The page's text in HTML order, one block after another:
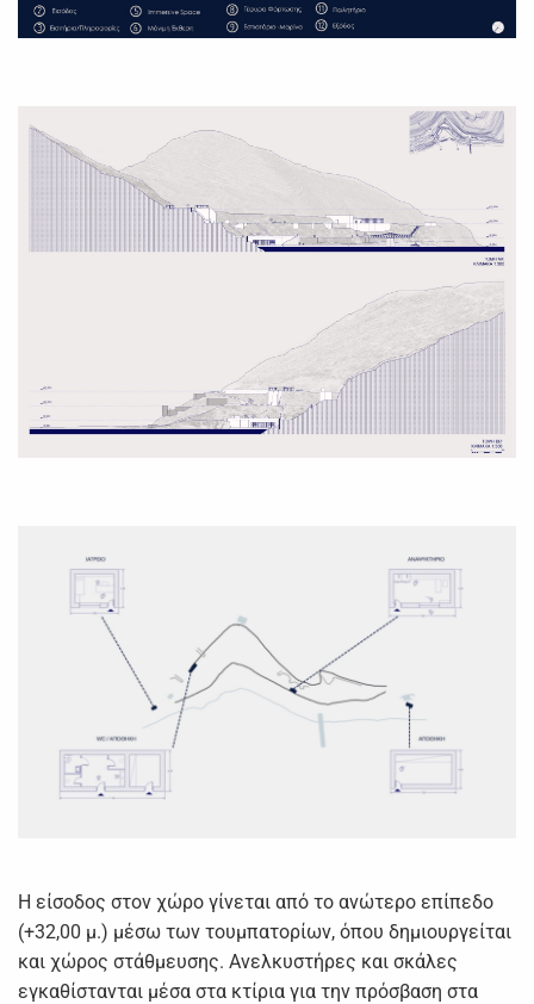
Η είσοδος στον χώρο γίνεται από το ανώτερο επίπεδο
(+32,00 μ.) μέσω των τουμπατορίων, όπου δημιουργείται
και χώρος στάθμευσης. Ανελκυστήρες και σκάλες
εγκαθίστανται μέσα στα κτίρια για την πρόσβαση στα